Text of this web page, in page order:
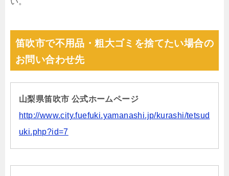
笛吹市で不用品・粗大ゴミを捨てたい場合の
お問い合わせ先
山梨県笛吹市 公式ホームページ
http://www.city.fuefuki.yamanashi.jp/kurashi/tetsud
uki.php?id=7